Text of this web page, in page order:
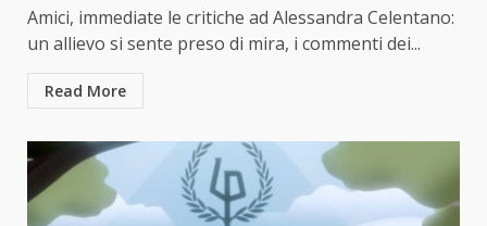
Amici, immediate le critiche ad Alessandra Celentano:
un allievo si sente preso di mira, i commenti dei...
Read More